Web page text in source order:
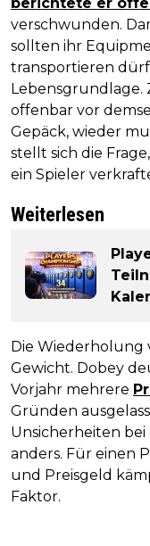
verschwunden.
sollten ihr
transportieren
Lebensgrundlage.
offenbar vor
Gepäck, wieder
stellt sich die
ein Spieler
Weiterlesen
Die Wiederholung
Gewicht. Dobey
Vorjahr mehrere
Gründen
Unsicherheiten
anders. Für einen
und Preisgeld
Faktor.